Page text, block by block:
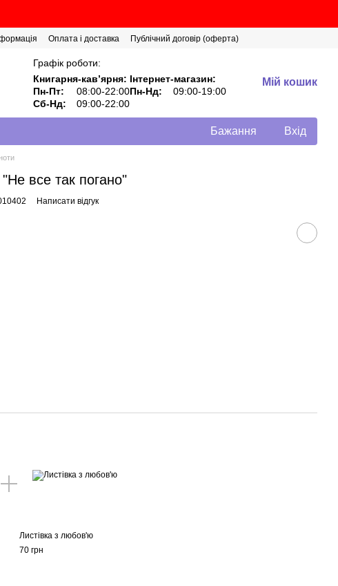
Оплата і доставка
Публічний договір (оферта)
Графік роботи:
Книгарня-кавʼярня: Інтернет-магазин:
Пн-Пт:
08:00-22:00Пн-Нд:
09:00-19:00
Сб-Нд:
09:00-22:00
Мій кошик
Бажання Вхід
все так погано"
Написати відгук
Листівка з любов'ю
70 грн